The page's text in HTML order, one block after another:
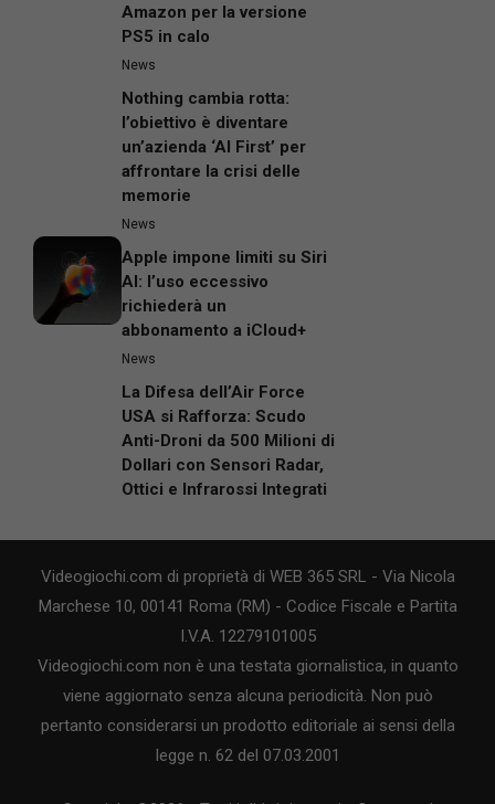
Amazon per la versione
PS5 in calo
News
Nothing cambia rotta:
l’obiettivo è diventare
un’azienda ‘AI First’ per
affrontare la crisi delle
memorie
News
Apple impone limiti su Siri
AI: l’uso eccessivo
richiederà un
abbonamento a iCloud+
News
La Difesa dell’Air Force
USA si Rafforza: Scudo
Anti-Droni da 500 Milioni di
Dollari con Sensori Radar,
Ottici e Infrarossi Integrati
Videogiochi.com di proprietà di WEB 365 SRL - Via Nicola
Marchese 10, 00141 Roma (RM) - Codice Fiscale e Partita
I.V.A. 12279101005
Videogiochi.com non è una testata giornalistica, in quanto
viene aggiornato senza alcuna periodicità. Non può
pertanto considerarsi un prodotto editoriale ai sensi della
legge n. 62 del 07.03.2001